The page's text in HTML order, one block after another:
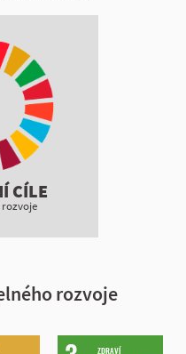
CÍLE
rozvoje
ZDRAVÍ